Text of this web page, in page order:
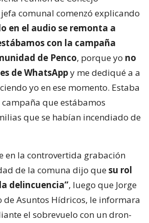
comunal comenzó explicando
en el audio se remonta a
con la campaña
de Penco, porque yo no
de WhatsAppy me dediqué a a
yo en ese momento. Estaba
que estábamos
que se habían incendiado de
en la controvertida grabación
de la comuna dijo quesu rol
delincuencia”, luego que Jorge
de Asuntos Hídricos, le informara
el sobrevuelo con un dron-